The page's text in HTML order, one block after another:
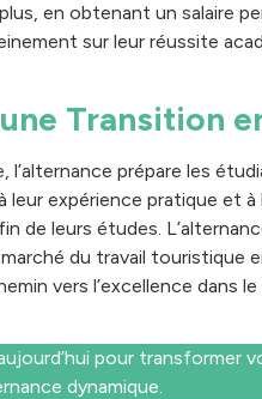
en obtenant un salaire
sur leur réussite
Transition
l’alternance prépare les
leur expérience pratique et
de leurs études.
du travail touristique
vers l’excellence dans
pour transformer
dynamique.